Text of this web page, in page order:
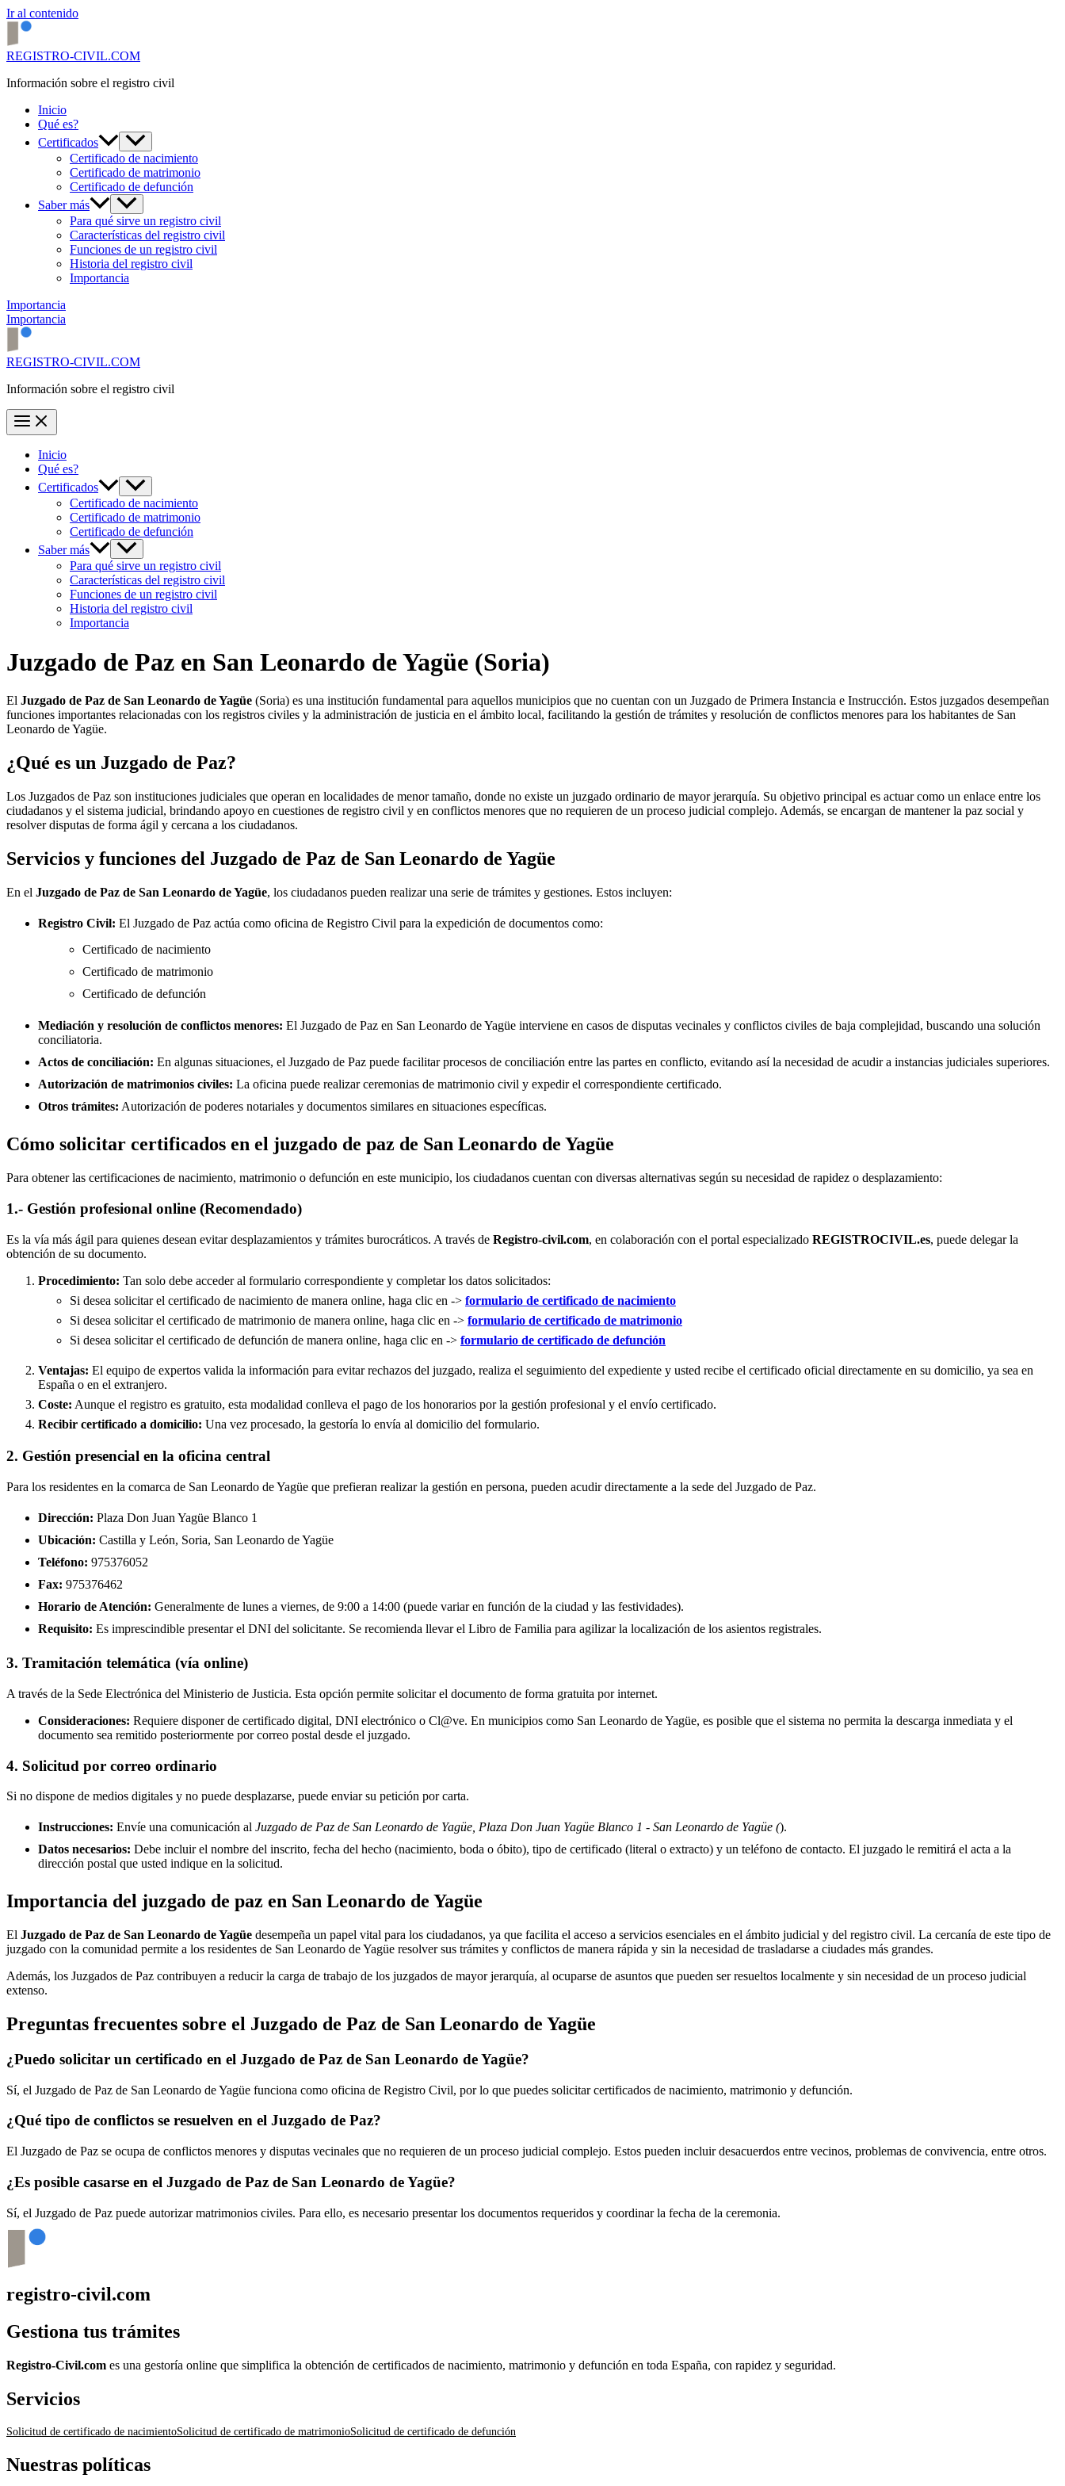
Ir al contenido
REGISTRO-CIVIL.COM
Información sobre el registro civil
Inicio
Qué es?
Certificados
Certificado de nacimiento
Certificado de matrimonio
Certificado de defunción
Saber más
Para qué sirve un registro civil
Características del registro civil
Funciones de un registro civil
Historia del registro civil
Importancia
Importancia
Importancia
REGISTRO-CIVIL.COM
Información sobre el registro civil
Inicio
Qué es?
Certificados
Certificado de nacimiento
Certificado de matrimonio
Certificado de defunción
Saber más
Para qué sirve un registro civil
Características del registro civil
Funciones de un registro civil
Historia del registro civil
Importancia
Juzgado de Paz en San Leonardo de Yagüe (Soria)
El Juzgado de Paz de San Leonardo de Yagüe (Soria) es una institución fundamental para aquellos municipios que no cuentan con un Juzgado de Primera Instancia e Instrucción. Estos juzgados desempeñan
funciones importantes relacionadas con los registros civiles y la administración de justicia en el ámbito local, facilitando la gestión de trámites y resolución de conflictos menores para los habitantes de San
Leonardo de Yagüe.
¿Qué es un Juzgado de Paz?
Los Juzgados de Paz son instituciones judiciales que operan en localidades de menor tamaño, donde no existe un juzgado ordinario de mayor jerarquía. Su objetivo principal es actuar como un enlace entre los
ciudadanos y el sistema judicial, brindando apoyo en cuestiones de registro civil y en conflictos menores que no requieren de un proceso judicial complejo. Además, se encargan de mantener la paz social y
resolver disputas de forma ágil y cercana a los ciudadanos.
Servicios y funciones del Juzgado de Paz de San Leonardo de Yagüe
En el Juzgado de Paz de San Leonardo de Yagüe, los ciudadanos pueden realizar una serie de trámites y gestiones. Estos incluyen:
Registro Civil: El Juzgado de Paz actúa como oficina de Registro Civil para la expedición de documentos como:
Certificado de nacimiento
Certificado de matrimonio
Certificado de defunción
Mediación y resolución de conflictos menores: El Juzgado de Paz en San Leonardo de Yagüe interviene en casos de disputas vecinales y conflictos civiles de baja complejidad, buscando una solución
conciliatoria.
Actos de conciliación: En algunas situaciones, el Juzgado de Paz puede facilitar procesos de conciliación entre las partes en conflicto, evitando así la necesidad de acudir a instancias judiciales superiores.
Autorización de matrimonios civiles: La oficina puede realizar ceremonias de matrimonio civil y expedir el correspondiente certificado.
Otros trámites: Autorización de poderes notariales y documentos similares en situaciones específicas.
Cómo solicitar certificados en el juzgado de paz de San Leonardo de Yagüe
Para obtener las certificaciones de nacimiento, matrimonio o defunción en este municipio, los ciudadanos cuentan con diversas alternativas según su necesidad de rapidez o desplazamiento:
1.- Gestión profesional online (Recomendado)
Es la vía más ágil para quienes desean evitar desplazamientos y trámites burocráticos. A través de Registro-civil.com, en colaboración con el portal especializado REGISTROCIVIL.es, puede delegar la
obtención de su documento.
Procedimiento: Tan solo debe acceder al formulario correspondiente y completar los datos solicitados:
Si desea solicitar el certificado de nacimiento de manera online, haga clic en -> formulario de certificado de nacimiento
Si desea solicitar el certificado de matrimonio de manera online, haga clic en -> formulario de certificado de matrimonio
Si desea solicitar el certificado de defunción de manera online, haga clic en -> formulario de certificado de defunción
Ventajas: El equipo de expertos valida la información para evitar rechazos del juzgado, realiza el seguimiento del expediente y usted recibe el certificado oficial directamente en su domicilio, ya sea en
España o en el extranjero.
Coste: Aunque el registro es gratuito, esta modalidad conlleva el pago de los honorarios por la gestión profesional y el envío certificado.
Recibir certificado a domicilio: Una vez procesado, la gestoría lo envía al domicilio del formulario.
2. Gestión presencial en la oficina central
Para los residentes en la comarca de San Leonardo de Yagüe que prefieran realizar la gestión en persona, pueden acudir directamente a la sede del Juzgado de Paz.
Dirección: Plaza Don Juan Yagüe Blanco 1
Ubicación: Castilla y León, Soria, San Leonardo de Yagüe
Teléfono: 975376052
Fax: 975376462
Horario de Atención: Generalmente de lunes a viernes, de 9:00 a 14:00 (puede variar en función de la ciudad y las festividades).
Requisito: Es imprescindible presentar el DNI del solicitante. Se recomienda llevar el Libro de Familia para agilizar la localización de los asientos registrales.
3. Tramitación telemática (vía online)
A través de la Sede Electrónica del Ministerio de Justicia. Esta opción permite solicitar el documento de forma gratuita por internet.
Consideraciones: Requiere disponer de certificado digital, DNI electrónico o Cl@ve. En municipios como San Leonardo de Yagüe, es posible que el sistema no permita la descarga inmediata y el
documento sea remitido posteriormente por correo postal desde el juzgado.
4. Solicitud por correo ordinario
Si no dispone de medios digitales y no puede desplazarse, puede enviar su petición por carta.
Instrucciones: Envíe una comunicación al Juzgado de Paz de San Leonardo de Yagüe, Plaza Don Juan Yagüe Blanco 1 - San Leonardo de Yagüe ().
Datos necesarios: Debe incluir el nombre del inscrito, fecha del hecho (nacimiento, boda o óbito), tipo de certificado (literal o extracto) y un teléfono de contacto. El juzgado le remitirá el acta a la
dirección postal que usted indique en la solicitud.
Importancia del juzgado de paz en San Leonardo de Yagüe
El Juzgado de Paz de San Leonardo de Yagüe desempeña un papel vital para los ciudadanos, ya que facilita el acceso a servicios esenciales en el ámbito judicial y del registro civil. La cercanía de este tipo de
juzgado con la comunidad permite a los residentes de San Leonardo de Yagüe resolver sus trámites y conflictos de manera rápida y sin la necesidad de trasladarse a ciudades más grandes.
Además, los Juzgados de Paz contribuyen a reducir la carga de trabajo de los juzgados de mayor jerarquía, al ocuparse de asuntos que pueden ser resueltos localmente y sin necesidad de un proceso judicial
extenso.
Preguntas frecuentes sobre el Juzgado de Paz de San Leonardo de Yagüe
¿Puedo solicitar un certificado en el Juzgado de Paz de San Leonardo de Yagüe?
Sí, el Juzgado de Paz de San Leonardo de Yagüe funciona como oficina de Registro Civil, por lo que puedes solicitar certificados de nacimiento, matrimonio y defunción.
¿Qué tipo de conflictos se resuelven en el Juzgado de Paz?
El Juzgado de Paz se ocupa de conflictos menores y disputas vecinales que no requieren de un proceso judicial complejo. Estos pueden incluir desacuerdos entre vecinos, problemas de convivencia, entre otros.
¿Es posible casarse en el Juzgado de Paz de San Leonardo de Yagüe?
Sí, el Juzgado de Paz puede autorizar matrimonios civiles. Para ello, es necesario presentar los documentos requeridos y coordinar la fecha de la ceremonia.
registro-civil.com
Gestiona tus trámites
Registro-Civil.com es una gestoría online que simplifica la obtención de certificados de nacimiento, matrimonio y defunción en toda España, con rapidez y seguridad.
Servicios
Solicitud de certificado de nacimientoSolicitud de certificado de matrimonioSolicitud de certificado de defunción
Nuestras políticas